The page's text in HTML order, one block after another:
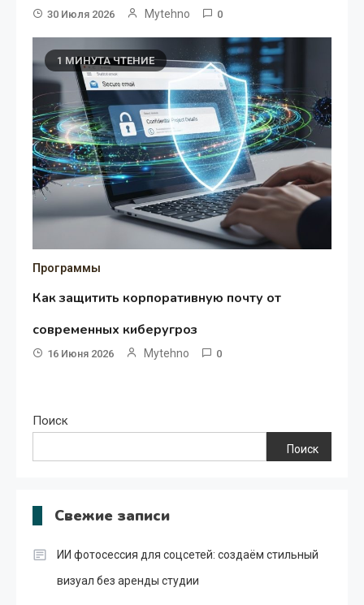
30 Июля 2026 Mytehno 0
1 МИНУТА ЧТЕНИЕ
Программы
Как защитить корпоративную почту от
современных киберугроз
16 Июня 2026 Mytehno 0
Поиск
Поиск
Свежие записи
ИИ фотосессия для соцсетей: создаём стильный
визуал без аренды студии